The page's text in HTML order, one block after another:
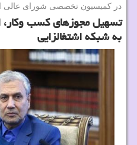
در كمیسیون تخصصی شورای عالی
تسهیل مجوزهای كسب
به شبكه اشتغالزایی